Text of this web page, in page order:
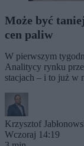
Może być
cen paliw
W pierwszym
Analitycy rynku
stacjach – i to już w
Krzysztof
Wczoraj 14:19